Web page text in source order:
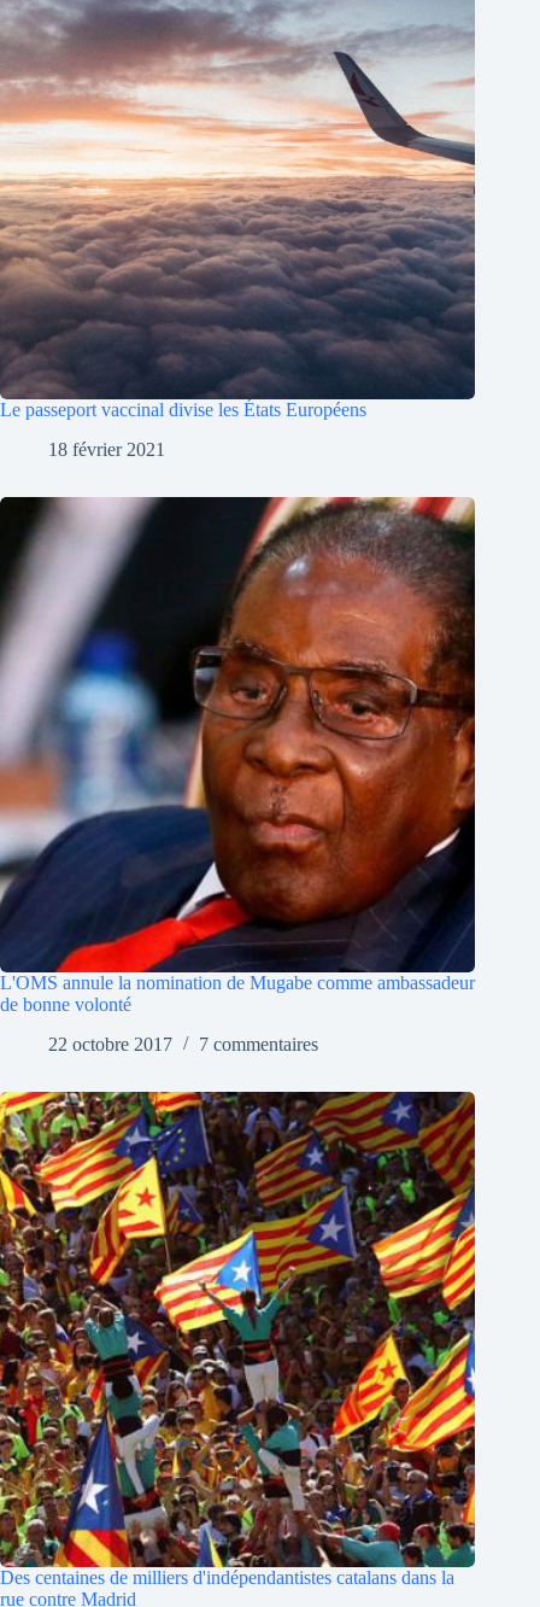
Le passeport vaccinal divise les États Européens
18 février 2021
L'OMS annule la nomination de Mugabe comme ambassadeur
de bonne volonté
22 octobre 2017
7 commentaires
Des centaines de milliers d'indépendantistes catalans dans la
rue contre Madrid